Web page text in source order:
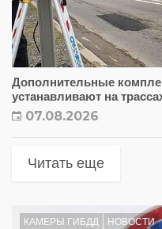
Дополнительные
устанавливают на
07.08.2026
Читать еще
КАМЕРЫ ГИБДД НОВОСТИ